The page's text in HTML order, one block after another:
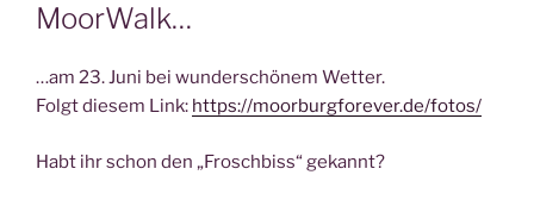
MoorWalk…
…am 23. Juni bei wunderschönem Wetter.
Folgt diesem Link: https://moorburgforever.de/fotos/
Habt ihr schon den „Froschbiss“ gekannt?